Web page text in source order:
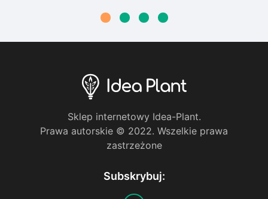
Sklep internetowy Idea-Plant.
Prawa autorskie © 2022. Wszelkie prawa
zastrzeżone
Subskrybuj: